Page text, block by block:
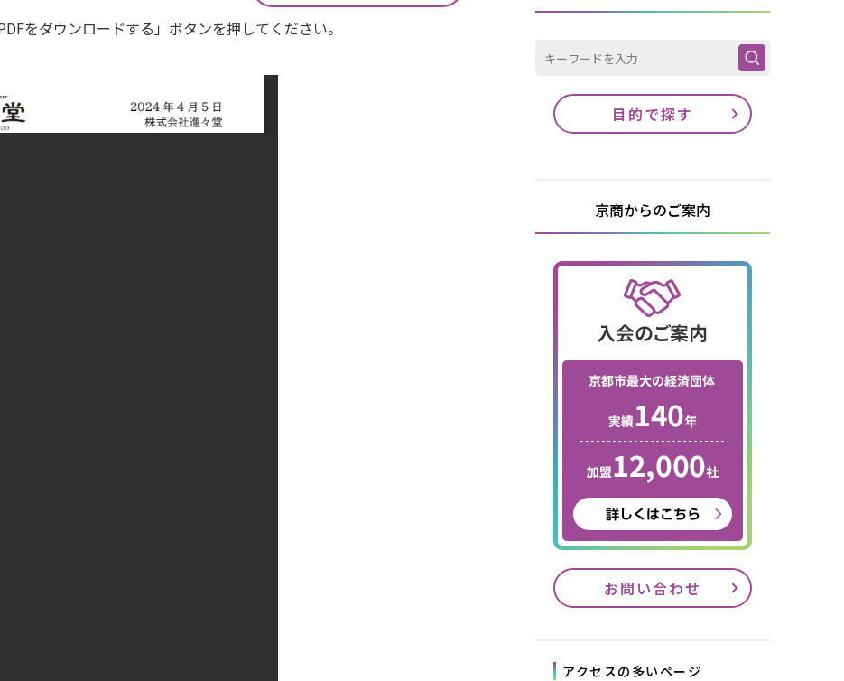
をダウンロードする」ボタンを押してください。
目的で探す
京商からのご案内
お問い合わせ
アクセスの多いページ